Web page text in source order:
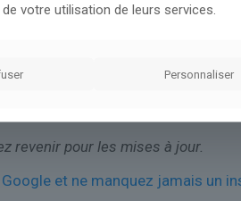
que de nouvelles hausses de
très incertains, mais selon un
revenir pour les mises à jour.
et ne manquez jamais un
votre utilisation de leurs services.
Personnaliser